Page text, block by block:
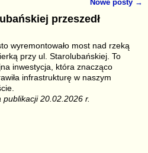
Nowe posty →
przeszedł
wyremontowało most nad rzeką
przy ul. Starolubańskiej. To
inwestycja, która znacząco
infrastrukturę w naszym
publikacji 20.02.2026 r.